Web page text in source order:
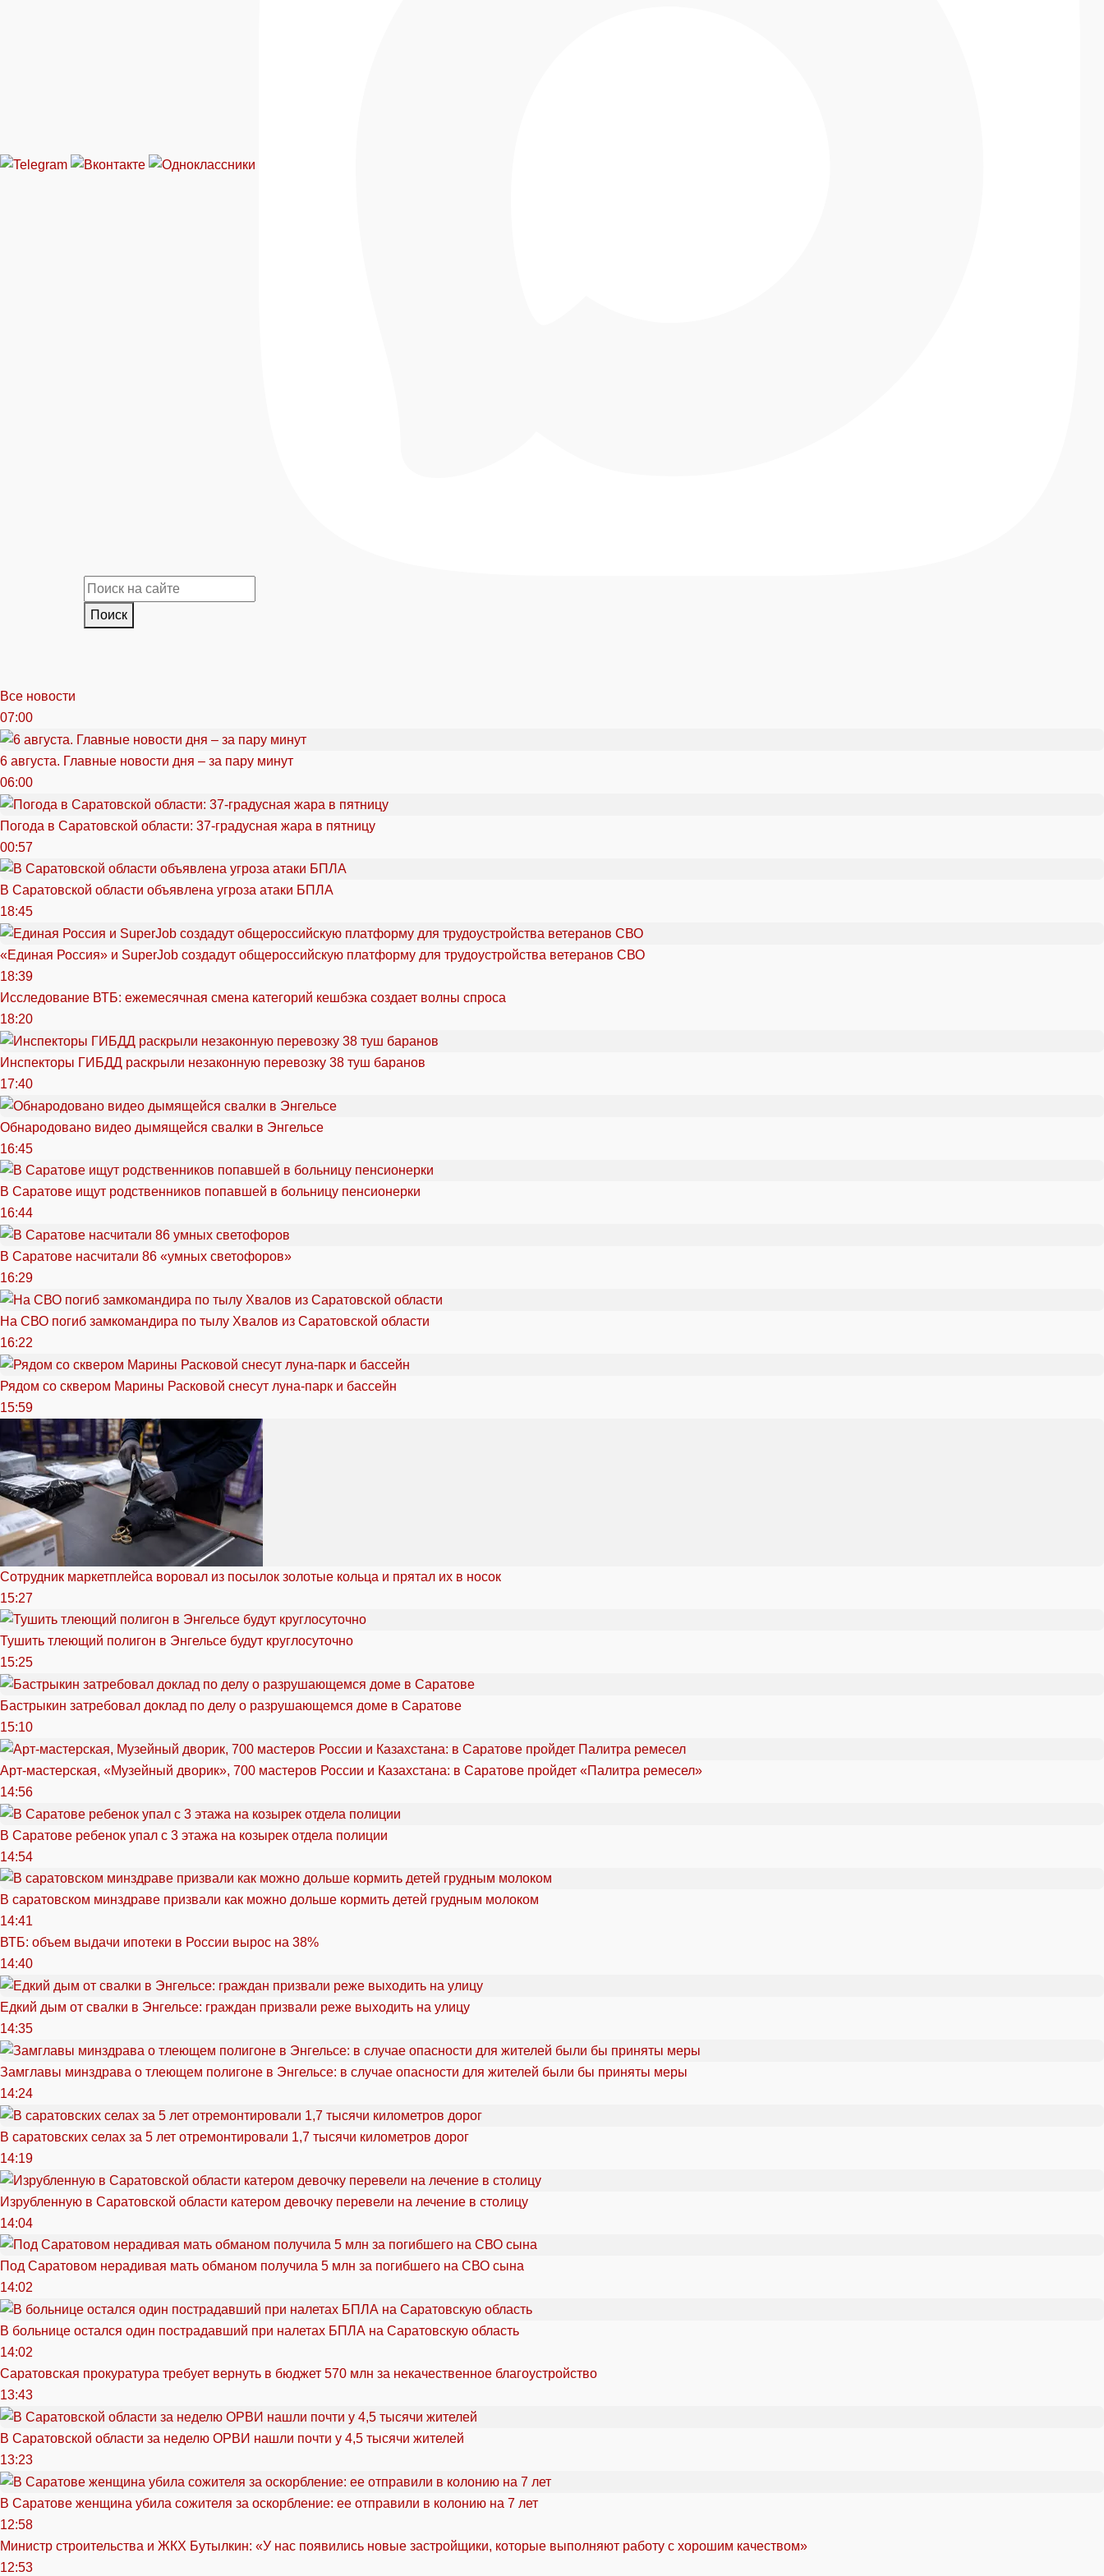
Поиск
Все новости
07:00
6 августа. Главные новости дня – за пару минут
06:00
Погода в Саратовской области: 37-градусная жара в пятницу
00:57
В Саратовской области объявлена угроза атаки БПЛА
18:45
«Единая Россия» и SuperJob создадут общероссийскую платформу для трудоустройства ветеранов СВО
18:39
Исследование ВТБ: ежемесячная смена категорий кешбэка создает волны спроса
18:20
Инспекторы ГИБДД раскрыли незаконную перевозку 38 туш баранов
17:40
Обнародовано видео дымящейся свалки в Энгельсе
16:45
В Саратове ищут родственников попавшей в больницу пенсионерки
16:44
В Саратове насчитали 86 «умных светофоров»
16:29
На СВО погиб замкомандира по тылу Хвалов из Саратовской области
16:22
Рядом со сквером Марины Расковой снесут луна-парк и бассейн
15:59
Сотрудник маркетплейса воровал из посылок золотые кольца и прятал их в носок
15:27
Тушить тлеющий полигон в Энгельсе будут круглосуточно
15:25
Бастрыкин затребовал доклад по делу о разрушающемся доме в Саратове
15:10
Арт-мастерская, «Музейный дворик», 700 мастеров России и Казахстана: в Саратове пройдет «Палитра ремесел»
14:56
В Саратове ребенок упал с 3 этажа на козырек отдела полиции
14:54
В саратовском минздраве призвали как можно дольше кормить детей грудным молоком
14:41
ВТБ: объем выдачи ипотеки в России вырос на 38%
14:40
Едкий дым от свалки в Энгельсе: граждан призвали реже выходить на улицу
14:35
Замглавы минздрава о тлеющем полигоне в Энгельсе: в случае опасности для жителей были бы приняты меры
14:24
В саратовских селах за 5 лет отремонтировали 1,7 тысячи километров дорог
14:19
Изрубленную в Саратовской области катером девочку перевели на лечение в столицу
14:04
Под Саратовом нерадивая мать обманом получила 5 млн за погибшего на СВО сына
14:02
В больнице остался один пострадавший при налетах БПЛА на Саратовскую область
14:02
Саратовская прокуратура требует вернуть в бюджет 570 млн за некачественное благоустройство
13:43
В Саратовской области за неделю ОРВИ нашли почти у 4,5 тысячи жителей
13:23
В Саратове женщина убила сожителя за оскорбление: ее отправили в колонию на 7 лет
12:58
Министр строительства и ЖКХ Бутылкин: «У нас появились новые застройщики, которые выполняют работу с хорошим качеством»
12:53